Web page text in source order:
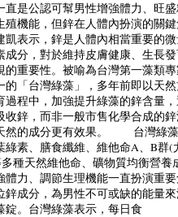
公認可幫男性增強體力、旺盛
殖機能，但鋅在人體內扮演的關
凱表示，鋅是人體內相當重要的
成分，對於維持皮膚健康、生長
的重要性。被喻為台灣第一藻類
的「台灣綠藻」，多年前即以天
過程中，加強提升綠藻的鋅含量
收鋅，而非一般市售化學合成的
然的成分更有效果。 台灣綠藻
綠素、膳食纖維、維他命A、B群(
種天然維他命、礦物質均衡營養
體力、調節生理機能一直扮演重
鋅成分，為男性不可或缺的能量
錠。台灣綠藻表示，每日食